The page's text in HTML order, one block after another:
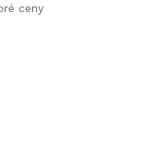
ceny